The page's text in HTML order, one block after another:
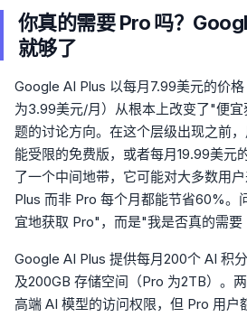
你真的需要 Pro 吗？
就够了
Google AI Plus 以每月7.99美元的价
为3.99美元/月）从根本上改变了"便
题的讨论方向。在这个层级出现之前
能受限的免费版，或者每月19.99美元
了一个中间地带，它可能对大多数用
Plus 而非 Pro 每个月都能节省60%。
宜地获取 Pro"，而是"我是否真的需要
Google AI Plus 提供每月200个 AI 积
及200GB 存储空间（Pro 为2TB）。
高端 AI 模型的访问权限，但 Pro 用户